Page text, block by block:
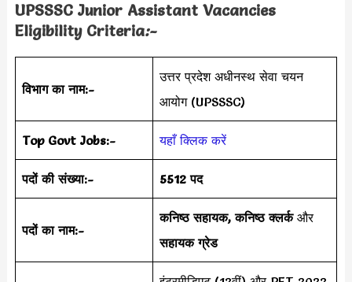
UPSSSC Junior Assistant Vacancies
Eligibility Criteria:-
विभाग का नाम:-
उत्तर प्रदेश अधीनस्थ सेवा चयन
आयोग (UPSSSC)
Top Govt Jobs:- यहाँ क्लिक करें
पदों की संख्या:- 5512 पद
पदों का नाम:-
कनिष्ठ सहायक, कनिष्ठ क्लर्क और
सहायक ग्रेड